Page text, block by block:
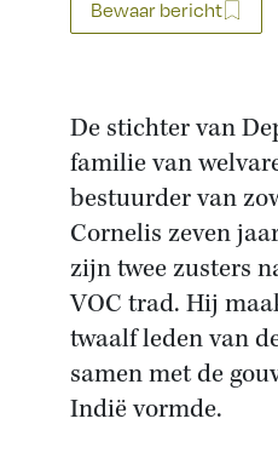
Bewaar bericht
De stichter van
familie van
bestuurder van
Cornelis zeven
zijn twee zusters
VOC trad. Hij
twaalf leden van
samen met de
Indië vormde.